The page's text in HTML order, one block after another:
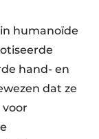
humanoïde
hand- en
dat ze